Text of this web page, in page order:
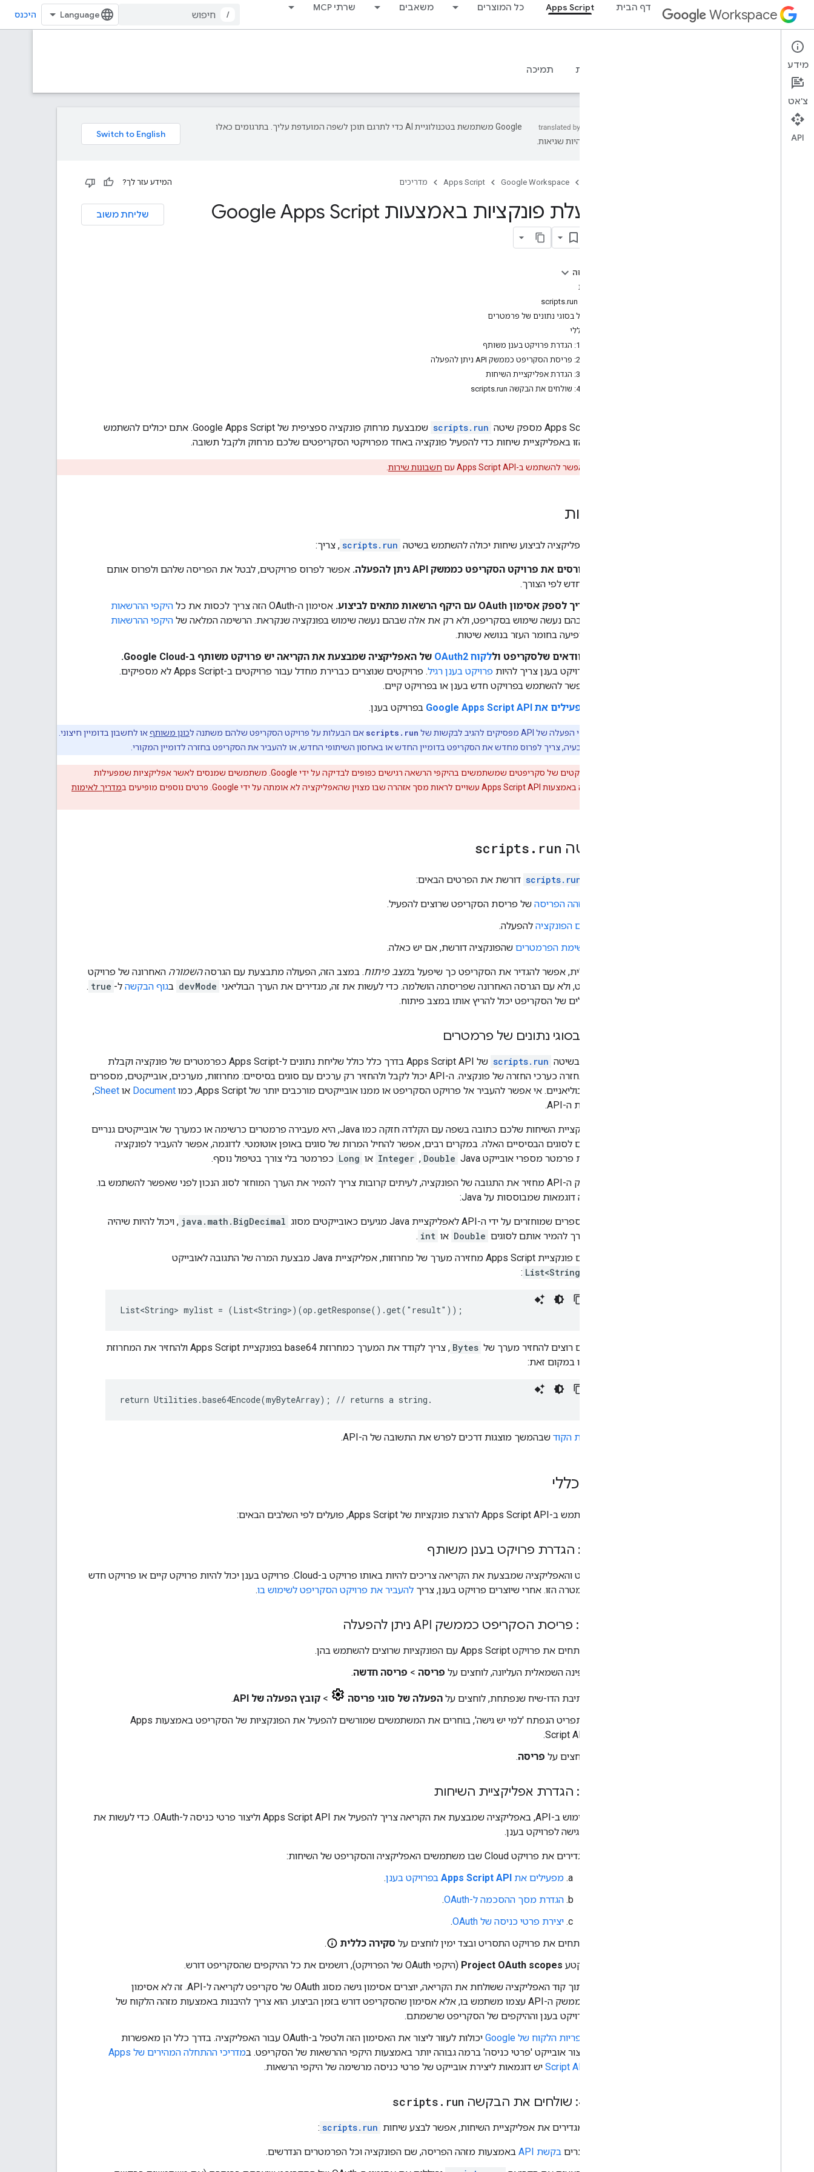
Workspace דף הבית Apps Script כל המוצרים משאבים שרתי MCP
/ היכנס
Apps Script
סקירה כללית דוגמיות תמיכה
‫Google משתמשת בטכנולוגיית AI כדי לתרגם תוכן לשפה המועדפת עליך. בתרגומים כאלו
עשויות להיות שגיאות.
Google Workspace
Apps Script מדריכים המידע עזר לך?
שליחת משוב
הפעלת פונקציות באמצעות Google Apps Script
בדף הזה
דרישות
טיפול בסוגי נתונים של פרמטרים
הליך כללי
‫Apps Script API מספק שיטה scripts.run
שמבצעת מרחוק פונקציה ספציפית של Google Apps Script. אתם יכולים להשתמש
בשיטה הזו באפליקציית שיחות כדי להפעיל פונקציה באחד מפרויקטי הסקריפטים שלכם מרחוק ולקבל תשובה.
אי אפשר להשתמש ב-Apps Script API עם חשבונות שירות
דרישות
לפני שאפליקציה לביצוע שיחות יכולה להשתמש בשיטה scripts.run , צריך:
פורסים את פרויקט הסקריפט כממשק API ניתן להפעלה.
אפשר לפרוס פרויקטים, לבטל את הפריסה שלהם ולפרוס אותם
מחדש לפי הצורך.
צריך לספק אסימון OAuth עם היקף הרשאות מתאים לביצוע.
אסימון ה-OAuth הזה צריך לכסות את כל
היקפי ההרשאות
שבהם נעשה שימוש בסקריפט, ולא רק את אלה שבהם נעשה שימוש בפונקציה שנקראת. הרשימה המלאה של היקפי ההרשאות
מופיעה בחומר העזר בנושא שיטות.
מוודאים שלסקריפט וללקוח OAuth2
של האפליקציה שמבצעת את הקריאה יש פרויקט משותף ב-Google Cloud.
פרויקט בענן צריך להיות פרויקט בענן רגיל
. פרויקטים שנוצרים כברירת מחדל עבור פרויקטים ב-Apps Script לא מספיקים.
אפשר להשתמש בפרויקט חדש בענן או בפרויקט קיים.
מפעילים את Google Apps Script API
בפרויקט בענן.
קובצי הפעלה של API מפסיקים להגיב לבקשות של scripts.run אם הבעלות על פרויקט הסקריפט שלהם משתנה לכונן משותףאו לחשבון בדומיין חיצוני.
כדי לפתור את הבעיה, צריך לפרוס מחדש את הסקריפט בדומיין החדש או באחסון השיתופי החדש, או להעביר את הסקריפט בחזרה לדומיין המקורי.
פרויקטים של סקריפטים שמשתמשים בהיקפי הרשאה רגישים כפופים לבדיקה על ידי Google. משתמשים שמנסים לאשר אפליקציות שמפעילות
סקריפטים כאלה באמצעות Apps Script API עשויים לראות מסך אזהרה שבו מצוין שהאפליקציה לא אומתה על ידי Google. פרטים נוספים מופיעים ב
מדריך לאימות
השיטה scripts . run
scripts.run דורשת את הפרטים הבאים:
מזהה הפריסה של פריסת הסקריפט שרוצים להפעיל.
שם הפונקציה להפעלה.
רשימת הפרמטרים שהפונקציה דורשת, אם יש כאלה.
אופציונלית, אפשר להגדיר את הסקריפט כך שיפעל במצב פיתוח. במצב הזה, הפעולה מתבצעת עם הגרסההשמורה האחרונה של פרויקט
הסקריפט, ולא עם הגרסה האחרונה שפריסתה הושלמה. כדי לעשות את זה, מגדירים את הערך הבוליאני devMode בגוף הבקשה ל- true
.
רק הבעלים של הסקריפט יכול להריץ אותו במצב פיתוח.
טיפול בסוגי נתונים של פרמטרים
השימוש בשיטה scripts.run
של Apps Script API בדרך כלל כולל שליחת נתונים ל-Apps Script כפרמטרים של פונקציה וקבלת
נתונים בחזרה כערכי החזרה של פונקציה. ה-API יכול לקבל ולהחזיר רק ערכים עם סוגים בסיסיים: מחרוזות, מערכים, אובייקטים, מספרים
וערכים בוליאניים. אי אפשר להעביר אל פרויקט הסקריפט או ממנו אובייקטים מורכבים יותר של Apps Script, כמו
Document או Sheet
,
באמצעות ה-API.
כשאפליקציית השיחות שלכם כתובה בשפה עם הקלדה חזקה כמו Java, היא מעבירה פרמטרים כרשימה או כמערך של אובייקטים גנריים
שתואמים לסוגים הבסיסיים האלה. במקרים רבים, אפשר להחיל המרות של סוגים באופן אוטומטי. לדוגמה, אפשר להעביר לפונקציה
שמקבלת פרמטר מספרי אובייקט Java
Double
,
Integer או Long כפרמטר בלי צורך בטיפול נוסף.
כשממשק ה-API מחזיר את התגובה של הפונקציה, לעיתים קרובות צריך להמיר את הערך המוחזר לסוג הנכון לפני שאפשר להשתמש בו.
הנה כמה דוגמאות שמבוססות על Java:
מספרים שמוחזרים על ידי ה-API לאפליקציית Java מגיעים כאובייקטים מסוג java.math.BigDecimal , ויכול להיות שיהיה
צורך להמיר אותם לסוגים Double או int
.
אם פונקציית Apps Script מחזירה מערך של מחרוזות, אפליקציית Java מבצעת המרה של התגובה לאובייקט
List<String>
:
אם רוצים להחזיר מערך של Bytes
, צריך לקודד את המערך כמחרוזת base64 בפונקציית Apps Script ולהחזיר את המחרוזת
הזו במקום זאת:
בדוגמאות הקוד שבהמשך מוצגות דרכים לפרש את התשובה של ה-API.
הליך כללי
כדי להשתמש ב-Apps Script API להרצת פונקציות של Apps Script, פועלים לפי השלבים הבאים:
הסקריפט והאפליקציה שמבצעת את הקריאה צריכים להיות באותו פרויקט ב-Cloud. פרויקט בענן יכול להיות פרויקט קיים או פרויקט חדש
שנוצר למטרה הזו. אחרי שיוצרים פרויקט בענן, צריך להעביר את פרויקט הסקריפט לשימוש בו.
פותחים את פרויקט Apps Script עם הפונקציות שרוצים להשתמש בהן.
בפינה השמאלית העליונה, לוחצים על פריסה > פריסה חדשה.
בתיבת הדו-שיח שנפתחת, לוחצים על הפעלה של סוגי פריסה > קובץ הפעלה של API
.
בתפריט הנפתח 'למי יש גישה', בוחרים את המשתמשים שמורשים להפעיל את הפונקציות של הסקריפט באמצעות Apps
Script API.
לוחצים על פריסה.
לפני השימוש ב-API, באפליקציה שמבצעת את הקריאה צריך להפעיל את Apps Script API וליצור פרטי כניסה ל-OAuth. כדי לעשות את
זה, צריך גישה לפרויקט בענן.
מגדירים את פרויקט Cloud שבו משתמשים האפליקציה והסקריפט של השיחות:
מפעילים את Apps Script API בפרויקט בענן.
הגדרת מסך ההסכמה ל-OAuth
.
יצירת פרטי כניסה של OAuth
.
פותחים את פרויקט התסריט ובצד ימין לוחצים על סקירה כללית
.
בקטע Project OAuth scopes (היקפי OAuth של הפרויקט), רושמים את כל ההיקפים שהסקריפט דורש.
בתוך קוד האפליקציה ששולחת את הקריאה, יוצרים אסימון גישה מסוג OAuth של סקריפט לקריאה ל-API. זה לא אסימון
שממשק ה-API עצמו משתמש בו, אלא אסימון שהסקריפט דורש בזמן הביצוע. הוא צריך להיבנות באמצעות מזהה הלקוח של
פרויקט בענן וההיקפים של הסקריפט שרשמתם.
ספריות הלקוח של Google
יכולות לעזור ליצור את האסימון הזה ולטפל ב-OAuth עבור האפליקציה. בדרך כלל הן מאפשרות
ליצור אובייקט 'פרטי כניסה' ברמה גבוהה יותר באמצעות היקפי ההרשאות של הסקריפט. ב
מדריכי ההתחלה המהירים של Apps
Script API יש דוגמאות ליצירת אובייקט של פרטי כניסה מרשימה של היקפי הרשאות.
scripts . run
אחרי שמגדירים את אפליקציית השיחות, אפשר לבצע שיחות scripts.run
:
יוצרים בקשת API
באמצעות מזהה הפריסה, שם הפונקציה וכל הפרמטרים הנדרשים.
מידע
צ'אט
API